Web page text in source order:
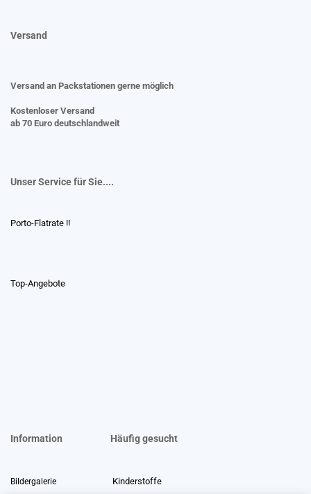
Versand
Versand an Packstationen gerne möglich
Kostenloser Versand
ab 70 Euro deutschlandweit
Unser Service für Sie....
Porto-Flatrate !!
Top-Angebote
Information Häufig gesucht
Bildergalerie Kinderstoffe